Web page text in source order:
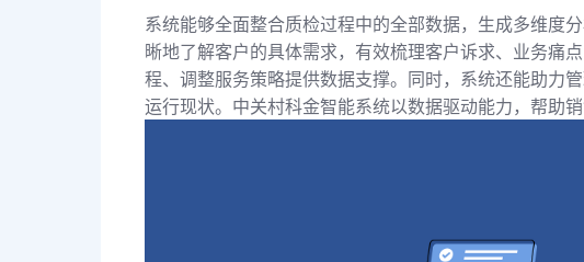
系统能够全面整合质检过程中的全部数据，生成多维度
晰地了解客户的具体需求，有效梳理客户诉求、业务痛
程、调整服务策略提供数据支撑。同时，系统还能助力
运行现状。中关村科金智能系统以数据驱动能力，帮助